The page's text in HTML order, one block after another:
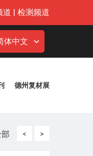
道 | 检测频道
体中文
德州复材展
< >